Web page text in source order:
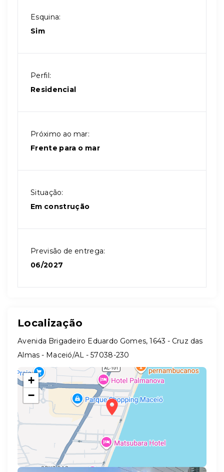
Esquina:
Sim
Perfil:
Residencial
Próximo ao mar:
Frente para o mar
Situação:
Em construção
Previsão de entrega:
06/2027
Localização
Avenida Brigadeiro Eduardo Gomes, 1643 - Cruz das
Almas - Maceió/AL - 57038-230
+
−